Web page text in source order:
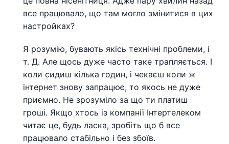
все працювало, що там могло змінитися в цих
настройках?
Я розумію, бувають якісь технічні проблеми, і
т. Д. Але щось дуже часто таке трапляється. І
коли сидиш кілька годин, і чекаєш коли ж
інтернет знову запрацює, то якось не дуже
приємно. Не зрозуміло за що ти платиш
гроші. Якщо хтось із компанії Інтертелеком
читає це, будь ласка, зробіть що б все
працювало стабільно і без збоїв.